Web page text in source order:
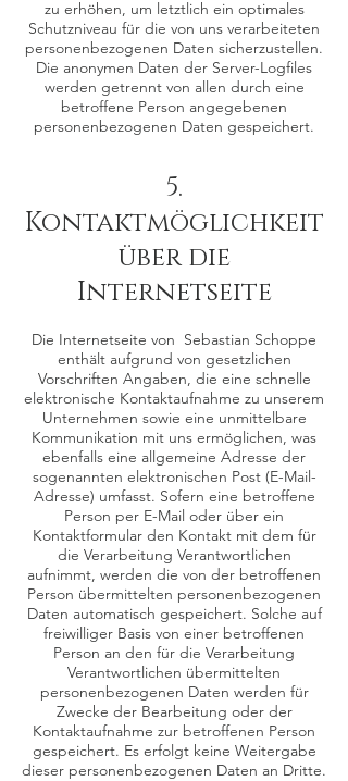
zu erhöhen, um letztlich ein optimales
Schutzniveau für die von uns verarbeiteten
personenbezogenen Daten sicherzustellen.
Die anonymen Daten der Server-Logfiles
werden getrennt von allen durch eine
betroffene Person angegebenen
personenbezogenen Daten gespeichert.
5.
Kontaktmöglichkeit
über die
Internetseite
Die Internetseite von Sebastian Schoppe
enthält aufgrund von gesetzlichen
Vorschriften Angaben, die eine schnelle
elektronische Kontaktaufnahme zu unserem
Unternehmen sowie eine unmittelbare
Kommunikation mit uns ermöglichen, was
ebenfalls eine allgemeine Adresse der
sogenannten elektronischen Post (E-Mail-
Adresse) umfasst. Sofern eine betroffene
Person per E-Mail oder über ein
Kontaktformular den Kontakt mit dem für
die Verarbeitung Verantwortlichen
aufnimmt, werden die von der betroffenen
Person übermittelten personenbezogenen
Daten automatisch gespeichert. Solche auf
freiwilliger Basis von einer betroffenen
Person an den für die Verarbeitung
Verantwortlichen übermittelten
personenbezogenen Daten werden für
Zwecke der Bearbeitung oder der
Kontaktaufnahme zur betroffenen Person
gespeichert. Es erfolgt keine Weitergabe
dieser personenbezogenen Daten an Dritte.